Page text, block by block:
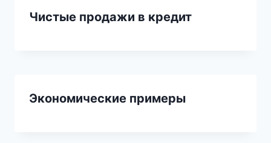
Чистые продажи в кредит
Экономические примеры